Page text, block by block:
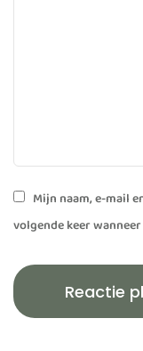
Mijn naam, e-mail
volgende keer